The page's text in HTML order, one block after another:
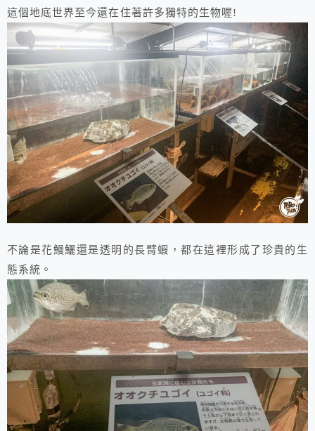
這個地底世界至今還在住著許多獨特的生物喔!
不論是花鰻鱺還是透明的長臂蝦，都在這裡形成了珍貴的生
態系統。